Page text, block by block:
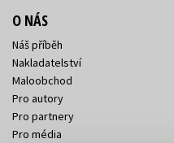
O NÁS
Náš příběh
Nakladatelství
Maloobchod
Pro autory
Pro partnery
Pro média